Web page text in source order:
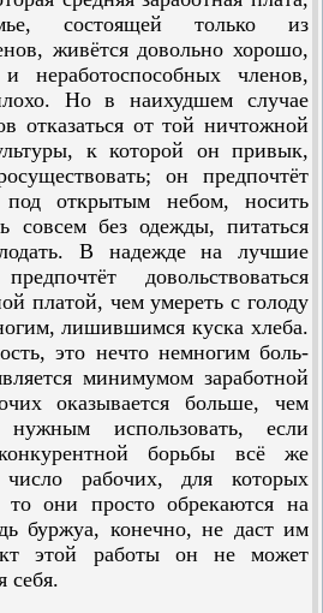
состоящей только из
живётся довольно хорошо,
членов,
Но в наихудшем случае
отказаться от той ничтожной
к которой он привык,
он предпочтёт
открытым небом, носить
совсем без одежды, питаться
В надежде на лучшие
довольствоваться
платой, чем умереть с голоду
лишившимся куска хлеба.
это нечто немногим боль­
минимумом заработной
оказывается больше, чем
нужным использовать, если
борьбы всё же
число рабочих, для которых
они просто обрекаются на
буржуа, конечно, не даст им
этой работы он не может
себя.